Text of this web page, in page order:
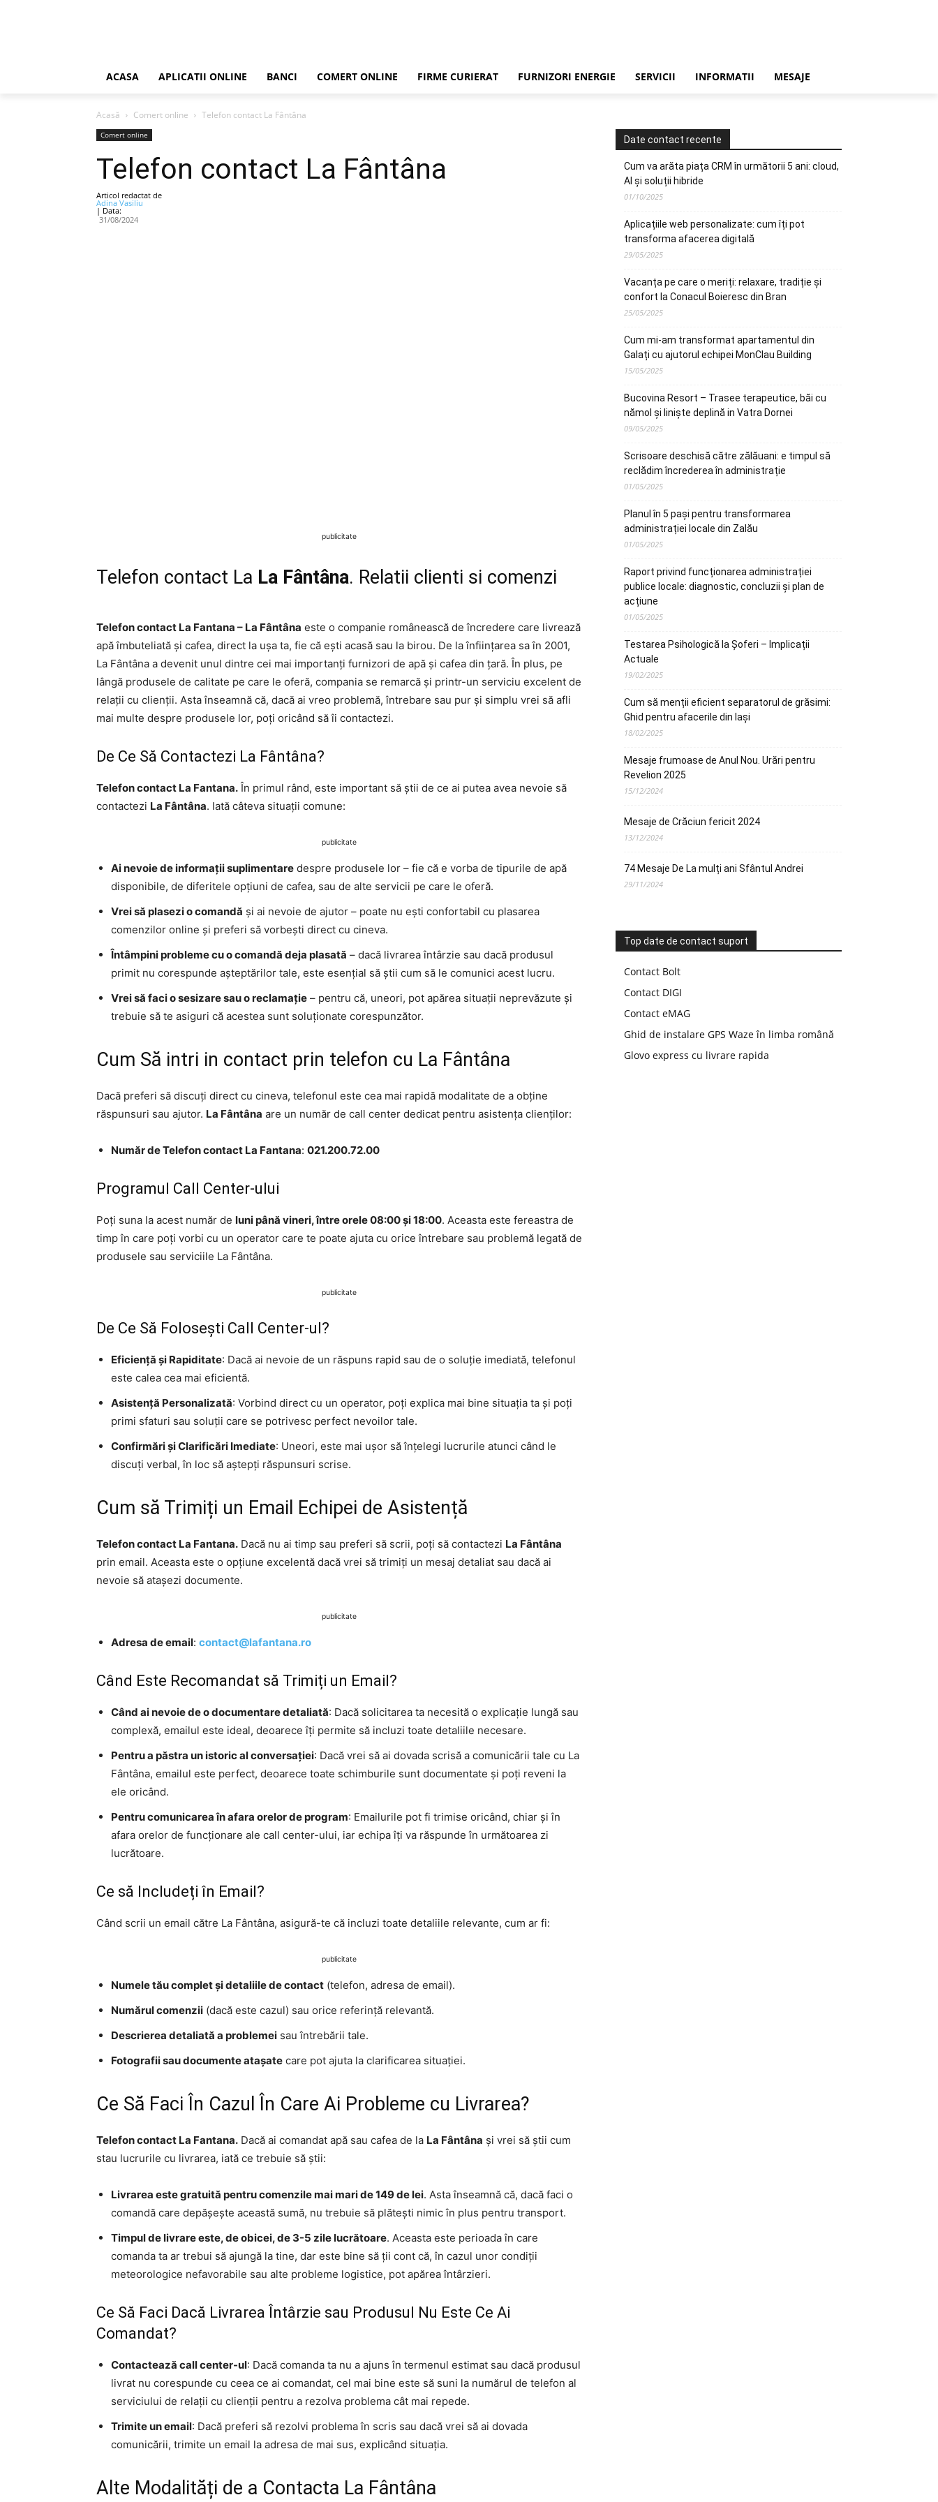
ACASA APLICATII ONLINE BANCI COMERT ONLINE FIRME CURIERAT FURNIZORI ENERGIE SERVICII INFORMATII MESAJE
Acasă Comert online Telefon contact La Fântâna
Comert online
Telefon contact La Fântâna
Articol redactat de
Adina Vasiliu
| Data:
31/08/2024
publicitate
Telefon contact La La Fântâna. Relatii clienti si comenzi
Telefon contact La Fantana – La Fântâna este o companie românească de încredere care livrează
apă îmbuteliată și cafea, direct la ușa ta, fie că ești acasă sau la birou. De la înființarea sa în 2001,
La Fântâna a devenit unul dintre cei mai importanți furnizori de apă și cafea din țară. În plus, pe
lângă produsele de calitate pe care le oferă, compania se remarcă și printr-un serviciu excelent de
relații cu clienții. Asta înseamnă că, dacă ai vreo problemă, întrebare sau pur și simplu vrei să afli
mai multe despre produsele lor, poți oricând să îi contactezi.
De Ce Să Contactezi La Fântâna?
Telefon contact La Fantana. În primul rând, este important să știi de ce ai putea avea nevoie să
contactezi La Fântâna. Iată câteva situații comune:
publicitate
Ai nevoie de informații suplimentare despre produsele lor – fie că e vorba de tipurile de apă
disponibile, de diferitele opțiuni de cafea, sau de alte servicii pe care le oferă.
Vrei să plasezi o comandă și ai nevoie de ajutor – poate nu ești confortabil cu plasarea
comenzilor online și preferi să vorbești direct cu cineva.
Întâmpini probleme cu o comandă deja plasată – dacă livrarea întârzie sau dacă produsul
primit nu corespunde așteptărilor tale, este esențial să știi cum să le comunici acest lucru.
Vrei să faci o sesizare sau o reclamație – pentru că, uneori, pot apărea situații neprevăzute și
trebuie să te asiguri că acestea sunt soluționate corespunzător.
Cum Să intri in contact prin telefon cu La Fântâna
Dacă preferi să discuți direct cu cineva, telefonul este cea mai rapidă modalitate de a obține
răspunsuri sau ajutor. La Fântâna are un număr de call center dedicat pentru asistența clienților:
Număr de Telefon contact La Fantana: 021.200.72.00
Programul Call Center-ului
Poți suna la acest număr de luni până vineri, între orele 08:00 și 18:00. Aceasta este fereastra de
timp în care poți vorbi cu un operator care te poate ajuta cu orice întrebare sau problemă legată de
produsele sau serviciile La Fântâna.
publicitate
De Ce Să Folosești Call Center-ul?
Eficiență și Rapiditate: Dacă ai nevoie de un răspuns rapid sau de o soluție imediată, telefonul
este calea cea mai eficientă.
Asistență Personalizată: Vorbind direct cu un operator, poți explica mai bine situația ta și poți
primi sfaturi sau soluții care se potrivesc perfect nevoilor tale.
Confirmări și Clarificări Imediate: Uneori, este mai ușor să înțelegi lucrurile atunci când le
discuți verbal, în loc să aștepți răspunsuri scrise.
Cum să Trimiți un Email Echipei de Asistență
Telefon contact La Fantana. Dacă nu ai timp sau preferi să scrii, poți să contactezi La Fântâna
prin email. Aceasta este o opțiune excelentă dacă vrei să trimiți un mesaj detaliat sau dacă ai
nevoie să atașezi documente.
publicitate
Adresa de email: contact@lafantana.ro
Când Este Recomandat să Trimiți un Email?
Când ai nevoie de o documentare detaliată: Dacă solicitarea ta necesită o explicație lungă sau
complexă, emailul este ideal, deoarece îți permite să incluzi toate detaliile necesare.
Pentru a păstra un istoric al conversației: Dacă vrei să ai dovada scrisă a comunicării tale cu La
Fântâna, emailul este perfect, deoarece toate schimburile sunt documentate și poți reveni la
ele oricând.
Pentru comunicarea în afara orelor de program: Emailurile pot fi trimise oricând, chiar și în
afara orelor de funcționare ale call center-ului, iar echipa îți va răspunde în următoarea zi
lucrătoare.
Ce să Includeți în Email?
Când scrii un email către La Fântâna, asigură-te că incluzi toate detaliile relevante, cum ar fi:
publicitate
Numele tău complet și detaliile de contact (telefon, adresa de email).
Numărul comenzii (dacă este cazul) sau orice referință relevantă.
Descrierea detaliată a problemei sau întrebării tale.
Fotografii sau documente atașate care pot ajuta la clarificarea situației.
Ce Să Faci În Cazul În Care Ai Probleme cu Livrarea?
Telefon contact La Fantana. Dacă ai comandat apă sau cafea de la La Fântâna și vrei să știi cum
stau lucrurile cu livrarea, iată ce trebuie să știi:
Livrarea este gratuită pentru comenzile mai mari de 149 de lei. Asta înseamnă că, dacă faci o
comandă care depășește această sumă, nu trebuie să plătești nimic în plus pentru transport.
Timpul de livrare este, de obicei, de 3-5 zile lucrătoare. Aceasta este perioada în care
comanda ta ar trebui să ajungă la tine, dar este bine să ții cont că, în cazul unor condiții
meteorologice nefavorabile sau alte probleme logistice, pot apărea întârzieri.
Ce Să Faci Dacă Livrarea Întârzie sau Produsul Nu Este Ce Ai
Comandat?
Contactează call center-ul: Dacă comanda ta nu a ajuns în termenul estimat sau dacă produsul
livrat nu corespunde cu ceea ce ai comandat, cel mai bine este să suni la numărul de telefon al
serviciului de relații cu clienții pentru a rezolva problema cât mai repede.
Trimite un email: Dacă preferi să rezolvi problema în scris sau dacă vrei să ai dovada
comunicării, trimite un email la adresa de mai sus, explicând situația.
Alte Modalități de a Contacta La Fântâna
Date contact recente
Cum va arăta piața CRM în următorii 5 ani: cloud,
AI și soluții hibride
01/10/2025
Aplicațiile web personalizate: cum îți pot
transforma afacerea digitală
29/05/2025
Vacanța pe care o meriți: relaxare, tradiție și
confort la Conacul Boieresc din Bran
25/05/2025
Cum mi-am transformat apartamentul din
Galați cu ajutorul echipei MonClau Building
15/05/2025
Bucovina Resort – Trasee terapeutice, băi cu
nămol și liniște deplină in Vatra Dornei
09/05/2025
Scrisoare deschisă către zălăuani: e timpul să
reclădim încrederea în administrație
01/05/2025
Planul în 5 pași pentru transformarea
administrației locale din Zalău
01/05/2025
Raport privind funcționarea administrației
publice locale: diagnostic, concluzii și plan de
acțiune
01/05/2025
Testarea Psihologică la Șoferi – Implicații
Actuale
19/02/2025
Cum să menții eficient separatorul de grăsimi:
Ghid pentru afacerile din Iași
18/02/2025
Mesaje frumoase de Anul Nou. Urări pentru
Revelion 2025
15/12/2024
Mesaje de Crăciun fericit 2024
13/12/2024
74 Mesaje De La mulți ani Sfântul Andrei
29/11/2024
Top date de contact suport
Contact Bolt
Contact DIGI
Contact eMAG
Ghid de instalare GPS Waze în limba română
Glovo express cu livrare rapida